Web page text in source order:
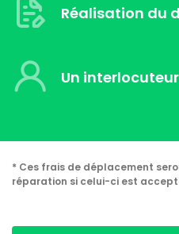
Réalisation du
Un
* Ces frais de déplacement
réparation si celui-ci est